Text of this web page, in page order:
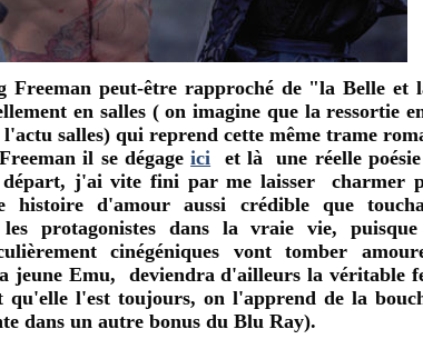
Freeman peut-être rapproché de "la Belle et
en salles ( on imagine que la ressortie
salles) qui reprend cette même trame
il se dégageici et là une réelle
départ, j'ai vite fini par me laisser charmer
histoire d'amour aussi crédible que
protagonistes dans la vraie vie,
cinégéniques vont tomber
jeune Emu, deviendra d'ailleurs la véritable
qu'elle l'est toujours, on l'apprend de la
dans un autre bonus du Blu Ray).